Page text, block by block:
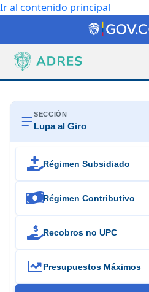
Ir al contenido principal
SECCIÓN
Lupa al Giro
Régimen Subsidiado
Régimen Contributivo
Recobros no UPC
Presupuestos Máximos